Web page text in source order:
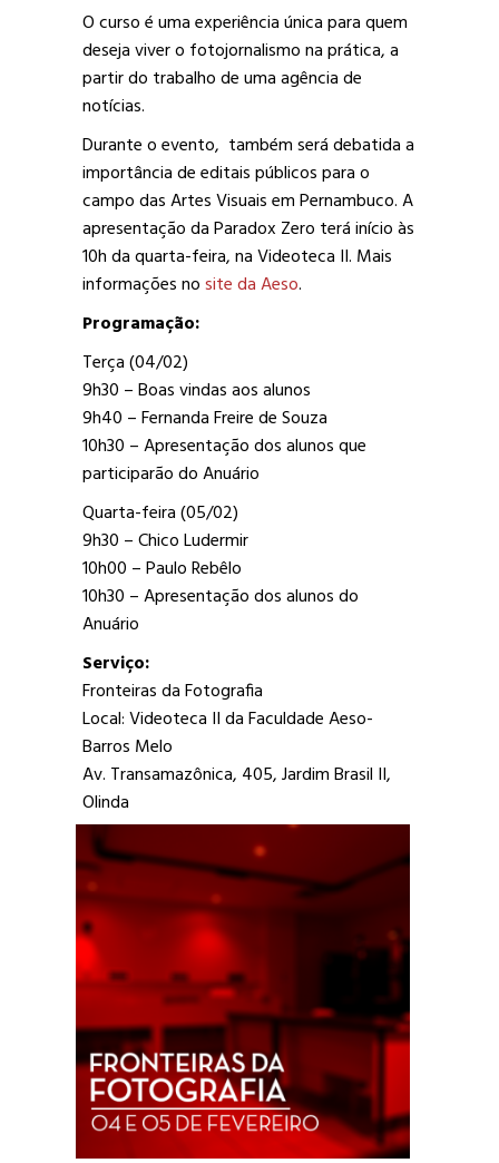
O curso é uma experiência única para quem
deseja viver o fotojornalismo na prática, a
partir do trabalho de uma agência de
notícias.
Durante o evento, também será debatida a
importância de editais públicos para o
campo das Artes Visuais em Pernambuco. A
apresentação da Paradox Zero terá início às
10h da quarta-feira, na Videoteca II. Mais
informações nosite da Aeso.
Programação:
Terça (04/02)
9h30 – Boas vindas aos alunos
9h40 – Fernanda Freire de Souza
10h30 – Apresentação dos alunos que
participarão do Anuário
Quarta-feira (05/02)
9h30 – Chico Ludermir
10h00 – Paulo Rebêlo
10h30 – Apresentação dos alunos do
Anuário
Serviço:
Fronteiras da Fotografia
Local: Videoteca II da Faculdade Aeso-
Barros Melo
Av. Transamazônica, 405, Jardim Brasil II,
Olinda